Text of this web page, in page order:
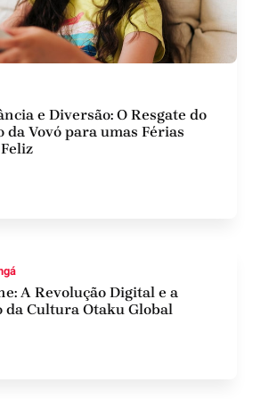
e Diversão: O Resgate do
da Vovó para umas Férias
A Revolução Digital e a
da Cultura Otaku Global